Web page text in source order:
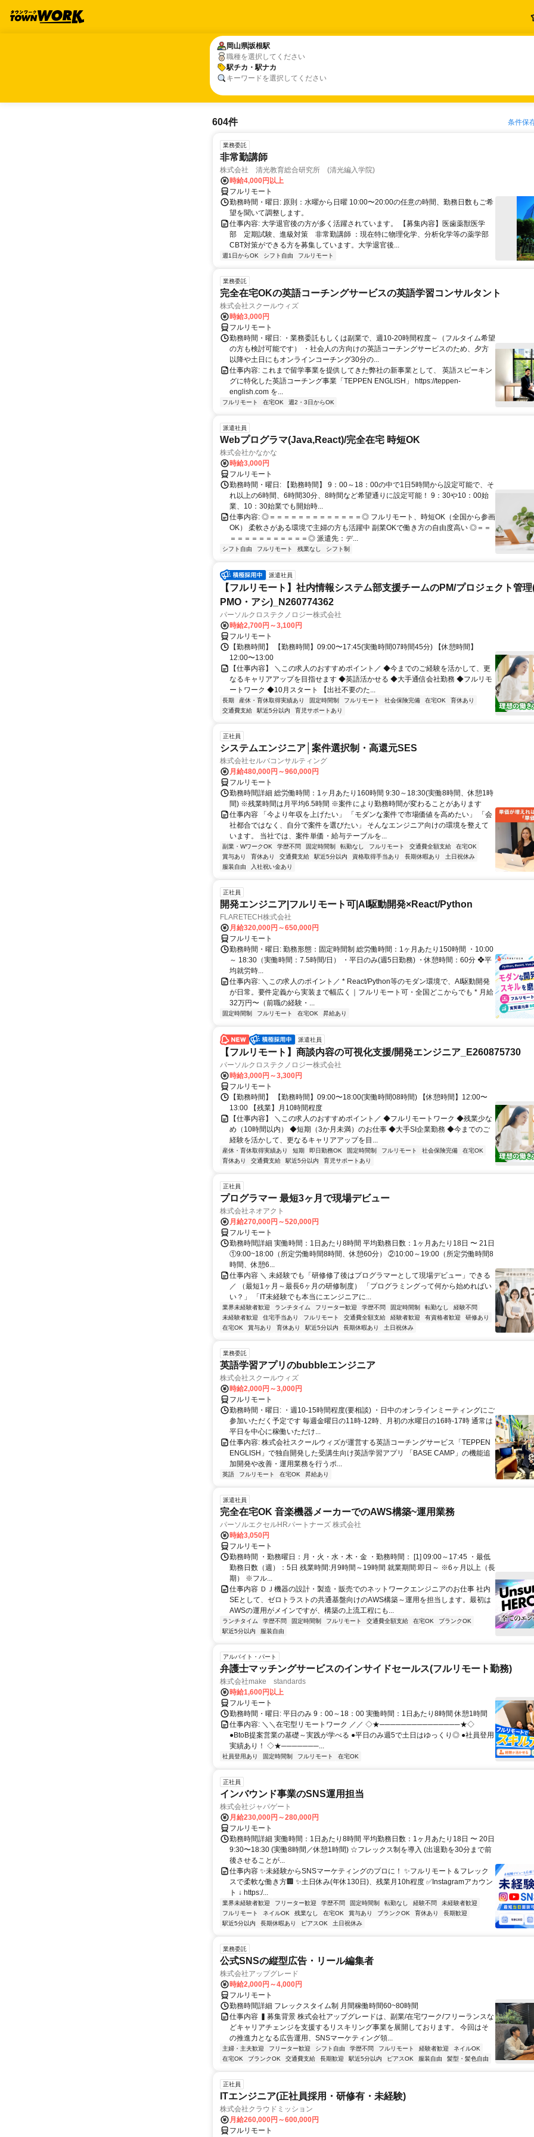
岡山県坂根駅
職種を選択してください
駅チカ・駅ナカ
キーワードを選択してください
岡山県坂根駅
駅チカ・駅ナカ
604件 条件保
業務委託
非常勤講師
株式会社 清光教育総合研究所 (清光編入学院)
時給4,000円以上
フルリモート
勤務時間・曜日: 原則：水曜から日曜 10:00〜20:00の任意の時間、勤務日数もご希
望を聞いて調整します。
仕事内容: 大学退官後の方が多く活躍されています。 【募集内容】医歯薬獣医学
部 定期試験、進級対策 非常勤講師 ：現在特に物理化学、分析化学等の薬学部
CBT対策ができる方を募集しています。大学退官後...
週1日からOK シフト自由 フルリモート
業務委託
完全在宅OKの英語コーチングサービスの英語学習コンサルタント
株式会社スクールウィズ
時給3,000円
フルリモート
勤務時間・曜日: ・業務委託もしくは副業で、週10-20時間程度～（フルタイム希望
の方も検討可能です） ・社会人の方向けの英語コーチングサービスのため、夕方
以降や土日にもオンラインコーチング30分の...
仕事内容: これまで留学事業を提供してきた弊社の新事業として、 英語スピーキン
グに特化した英語コーチング事業「TEPPEN ENGLISH」 https://teppen-
english.com を...
フルリモート 在宅OK 週2・3日からOK
派遣社員
Webプログラマ(Java,React)/完全在宅 時短OK
株式会社かなかな
時給3,000円
フルリモート
勤務時間・曜日: 【勤務時間】 9：00～18：00の中で1日5時間から設定可能で、そ
れ以上の6時間、6時間30分、8時間など希望通りに設定可能！ 9：30や10：00始
業、10：30始業でも開始時...
仕事内容: ◎＝＝＝＝＝＝＝＝＝＝＝＝＝◎ フルリモート、時短OK（全国から参画
OK） 柔軟さがある環境で主婦の方も活躍中 副業OKで働き方の自由度高い ◎＝＝
＝＝＝＝＝＝＝＝＝＝＝◎ 派遣先：デ...
シフト自由 フルリモート 残業なし シフト制
派遣社員
【フルリモート】社内情報システム部支援チームのPM/プロジェクト管
PMO・アシ)_N260774362
パーソルクロステクノロジー株式会社
時給2,700円～3,100円
フルリモート
【勤務時間】 【勤務時間】09:00〜17:45(実働時間07時間45分) 【休憩時間】
12:00〜13:00
【仕事内容】 ＼この求人のおすすめポイント／ ◆今までのご経験を活かして、更
なるキャリアアップを目指せます ◆英語活かせる ◆大手通信会社勤務 ◆フルリモ
ートワーク ◆10月スタート 【出社不要のた...
長期 産休・育休取得実績あり 固定時間制 フルリモート 社会保険完備 在宅OK
育休あり
交通費支給
駅近5分以内 育児サポートあり
正社員
システムエンジニア│案件選択制・高還元SES
株式会社セルバコンサルティング
月給480,000円～960,000円
フルリモート
勤務時間詳細 総労働時間：1ヶ月あたり160時間 9:30～18:30(実働8時間、休憩1時
間) ※残業時間は月平均6.5時間 ※案件により勤務時間が変わることがあります
仕事内容 「今より年収を上げたい」 「モダンな案件で市場価値を高めたい」 「会
社都合ではなく、自分で案件を選びたい」 そんなエンジニア向けの環境を整えて
います。 当社では、案件単価・給与テーブルを...
副業・WワークOK 学歴不問 固定時間制 転勤なし フルリモート 交通費全額支給
在宅OK
賞与あり
育休あり 交通費支給 駅近5分以内 資格取得手当あり 長期休暇あり
土日祝休み
服装自由
入社祝い金あり
正社員
開発エンジニア|フルリモート可|AI駆動開発×React/Python
FLARETECH株式会社
月給320,000円～650,000円
フルリモート
勤務時間・曜日: 勤務形態：固定時間制 総労働時間：1ヶ月あたり150時間 ・10:00
～ 18:30（実働時間：7.5時間/日） ・平日のみ(週5日勤務) ・休憩時間：60分 ❖平
均就労時...
仕事内容: ＼この求人のポイント／ * React/Python等のモダン環境で、AI駆動開発
が日常。要件定義から実装まで幅広く｜フルリモート可・全国どこからでも * 月給
32万円〜（前職の経験・...
固定時間制 フルリモート 在宅OK 昇給あり
派遣社員
【フルリモート】商談内容の可視化支援/開発エンジニア_E260875730
パーソルクロステクノロジー株式会社
時給3,000円～3,300円
フルリモート
【勤務時間】 【勤務時間】09:00〜18:00(実働時間08時間) 【休憩時間】12:00〜
13:00 【残業】月10時間程度
【仕事内容】 ＼この求人のおすすめポイント／ ◆フルリモートワーク ◆残業少な
め（10時間以内） ◆短期（3か月未満）のお仕事 ◆大手SI企業勤務 ◆今までのご
経験を活かして、更なるキャリアアップを目...
産休・育休取得実績あり 短期 即日勤務OK 固定時間制 フルリモート 社会保険完備
在宅OK
育休あり
交通費支給 駅近5分以内 育児サポートあり
正社員
プログラマー 最短3ヶ月で現場デビュー
株式会社ネオアクト
月給270,000円～520,000円
フルリモート
勤務時間詳細 実働時間：1日あたり8時間 平均勤務日数：1ヶ月あたり18日 〜 21日
①9:00~18:00（所定労働時間8時間、休憩60分） ②10:00～19:00（所定労働時間8
時間、休憩6...
仕事内容 ＼ 未経験でも「研修修了後はプログラマーとして現場デビュー」できる
／ （最短1ヶ月～最長6ヶ月の研修制度） 「プログラミングって何から始めればい
い？」 「IT未経験でも本当にエンジニアに...
業界未経験者歓迎 ランチタイム フリーター歓迎 学歴不問 固定時間制 転勤なし
経験不問
未経験者歓迎
住宅手当あり フルリモート 交通費全額支給 経験者歓迎 有資格者歓迎
研修あり
在宅OK
賞与あり 育休あり 駅近5分以内 長期休暇あり 土日祝休み
業務委託
英語学習アプリのbubbleエンジニア
株式会社スクールウィズ
時給2,000円～3,000円
フルリモート
勤務時間・曜日: ・週10-15時間程度(要相談) ・日中のオンラインミーティングにご
参加いただく予定です 毎週金曜日の11時-12時、月初の水曜日の16時-17時 通常は
平日を中心に稼働いただけ...
仕事内容: 株式会社スクールウィズが運営する英語コーチングサービス「TEPPEN
ENGLISH」で独自開発した受講生向け英語学習アプリ 「BASE CAMP」の機能追
加開発や改善・運用業務を行うポ...
英語 フルリモート 在宅OK 昇給あり
派遣社員
完全在宅OK 音楽機器メーカーでのAWS構築~運用業務
パーソルエクセルHRパートナーズ 株式会社
時給3,050円
フルリモート
勤務時間 ・勤務曜日：月・火・水・木・金 ・勤務時間： [1] 09:00～17:45 ・最低
勤務日数（週）：5日 残業時間:月9時間～19時間 就業期間:即日～ ※6ヶ月以上（長
期） ※フル...
仕事内容 ＤＪ機器の設計・製造・販売でのネットワークエンジニアのお仕事 社内
SEとして、ゼロトラストの共通基盤向けのAWS構築～運用を担当します。最初は
AWSの運用がメインですが、構築の上流工程にも...
ランチタイム 学歴不問 固定時間制 フルリモート 交通費全額支給 在宅OK
ブランクOK
駅近5分以内
服装自由
アルバイト・パート
弁護士マッチングサービスのインサイドセールス(フルリモート勤務)
株式会社make standards
時給1,600円以上
フルリモート
勤務時間・曜日: 平日のみ 9：00～18：00 実働時間：1日あたり8時間 休憩1時間
仕事内容: ＼＼在宅型リモートワーク ／／ ◇★───────────────★◇
●BtoB提案営業の基礎～実践が学べる ●平日のみ週5で土日はゆっくり◎ ●社員登用
実績あり！ ◇★───────...
社員登用あり 固定時間制 フルリモート 在宅OK
正社員
インバウンド事業のSNS運用担当
株式会社ジャパゲート
月給230,000円～280,000円
フルリモート
勤務時間詳細 実働時間：1日あたり8時間 平均勤務日数：1ヶ月あたり18日 〜 20日
9:30〜18:30 (実働8時間／休憩1時間) ☆フレックス制を導入 (出退勤を30分まで前
後させることが...
仕事内容 ✨未経験からSNSマーケティングのプロに！ ✨フルリモート＆フレック
スで柔軟な働き方🏢 ✨土日休み(年休130日)、残業月10h程度 ✅Instagramアカウン
ト ↓ https:/...
業界未経験者歓迎 フリーター歓迎 学歴不問 固定時間制 転勤なし 経験不問
未経験者歓迎
フルリモート
ネイルOK 残業なし 在宅OK 賞与あり ブランクOK 育休あり
長期歓迎
駅近5分以内
長期休暇あり ピアスOK 土日祝休み
業務委託
公式SNSの縦型広告・リール編集者
株式会社アップグレード
時給2,000円～4,000円
フルリモート
勤務時間詳細 フレックスタイム制 月間稼働時間60~80時間
仕事内容 ▍募集背景 株式会社アップグレードは、副業/在宅ワーク/フリーランスな
どキャリアチェンジを支援するリスキリング事業を展開しております。 今回はそ
の推進力となる広告運用、SNSマーケティング領...
主婦・主夫歓迎 フリーター歓迎 シフト自由 学歴不問 フルリモート 経験者歓迎
ネイルOK
在宅OK
ブランクOK 交通費支給 長期歓迎 駅近5分以内 ピアスOK 服装自由 髪型・髪色自由
正社員
ITエンジニア(正社員採用・研修有・未経験)
株式会社クラウドミッション
月給260,000円～600,000円
フルリモート